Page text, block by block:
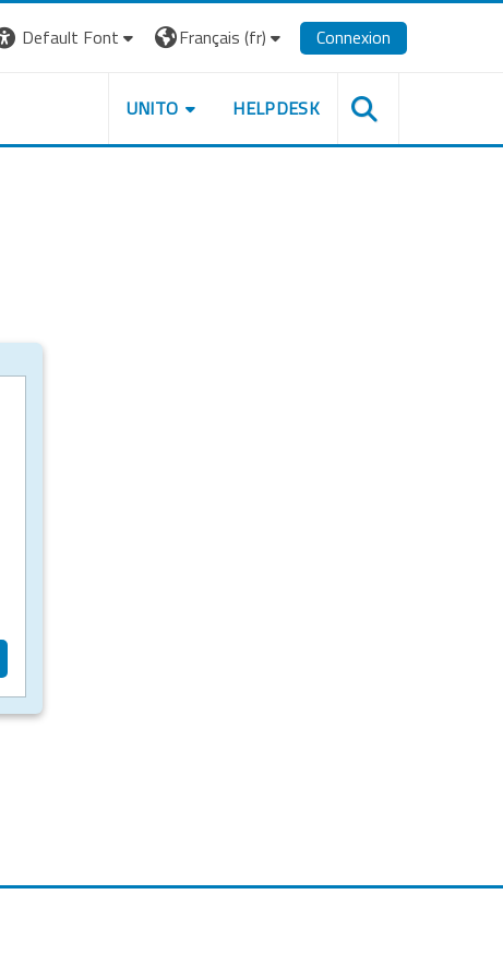
Default Font
Français ‎(fr)‎ Connexion
UNITO HELPDESK